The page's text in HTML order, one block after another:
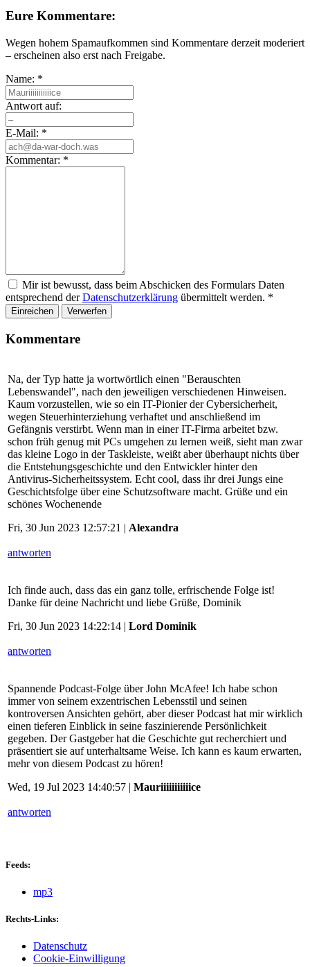
Eure Kommentare:
Wegen hohem Spamaufkommen sind Kommentare derzeit moderiert
– erscheinen also erst nach Freigabe.
Name: *
Antwort auf:
E-Mail: *
Kommentar: *
Mir ist bewusst, dass beim Abschicken des Formulars Daten
entsprechend derDatenschutzerklärung übermittelt werden. *
Einreichen Verwerfen
Kommentare
Na, der Typ hatte ja wortwörtlich einen "Berauschten
Lebenswandel", nach den jeweiligen verschiedenen Hinweisen.
Kaum vorzustellen, wie so ein IT-Pionier der Cybersicherheit,
wegen Steuerhinterziehung verhaftet und anschließend im
Gefängnis verstirbt. Wenn man in einer IT-Firma arbeitet bzw.
schon früh genug mit PCs umgehen zu lernen weiß, sieht man zwar
das kleine Logo in der Taskleiste, weißt aber überhaupt nichts über
die Entstehungsgeschichte und den Entwickler hinter den
Antivirus-Sicherheitssystem. Echt cool, dass ihr drei Jungs eine
Geschichtsfolge über eine Schutzsoftware macht. Grüße und ein
schönes Wochenende
Fri, 30 Jun 2023 12:57:21 | Alexandra
antworten
Ich finde auch, dass das ein ganz tolle, erfrischende Folge ist!
Danke für deine Nachricht und liebe Grüße, Dominik
Fri, 30 Jun 2023 14:22:14 | Lord Dominik
antworten
Spannende Podcast-Folge über John McAfee! Ich habe schon
immer von seinem exzentrischen Lebensstil und seinen
kontroversen Ansichten gehört, aber dieser Podcast hat mir wirklich
einen tieferen Einblick in seine faszinierende Persönlichkeit
gegeben. Der Gastgeber hat die Geschichte gut recherchiert und
präsentiert sie auf unterhaltsame Weise. Ich kann es kaum erwarten,
mehr von diesem Podcast zu hören!
Wed, 19 Jul 2023 14:40:57 | Mauriiiiiiiiiiice
antworten
Feeds:
mp3
Rechts-Links:
Datenschutz
Cookie-Einwilligung